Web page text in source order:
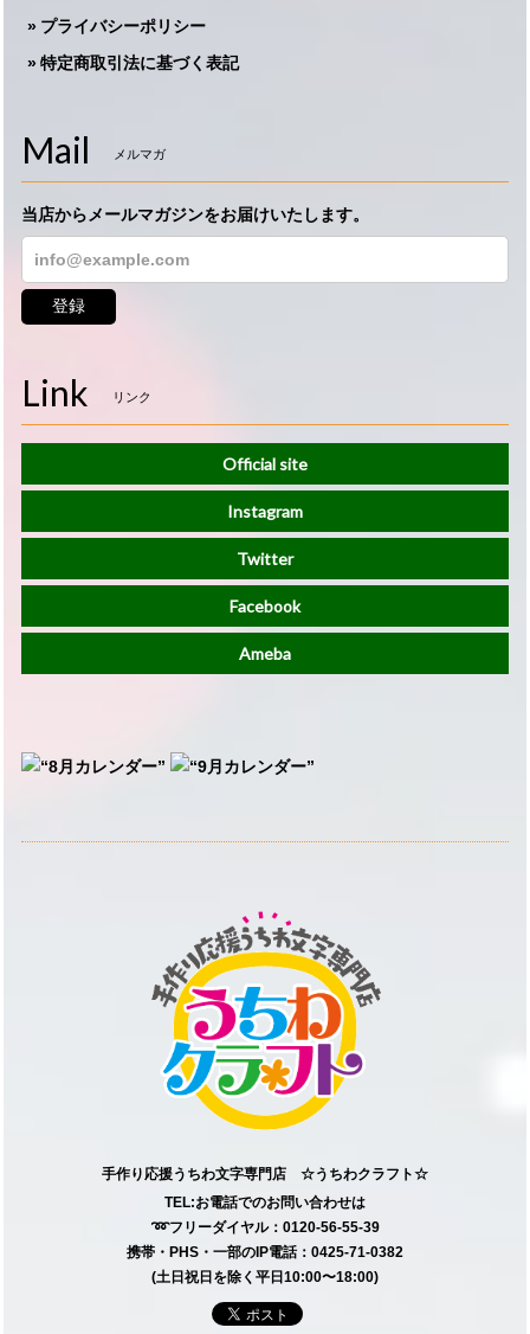
プライバシーポリシー
特定商取引法に基づく表記
Mail メルマガ
当店からメールマガジンをお届けいたします。
登録
Link リンク
Official site
Instagram
Twitter
Facebook
Ameba
手作り応援うちわ文字専門店 ☆うちわクラフト☆
TEL:お電話でのお問い合わせは
➿フリーダイヤル：0120-56-55-39
携帯・PHS・一部のIP電話：0425-71-0382
(土日祝日を除く平日10:00〜18:00)